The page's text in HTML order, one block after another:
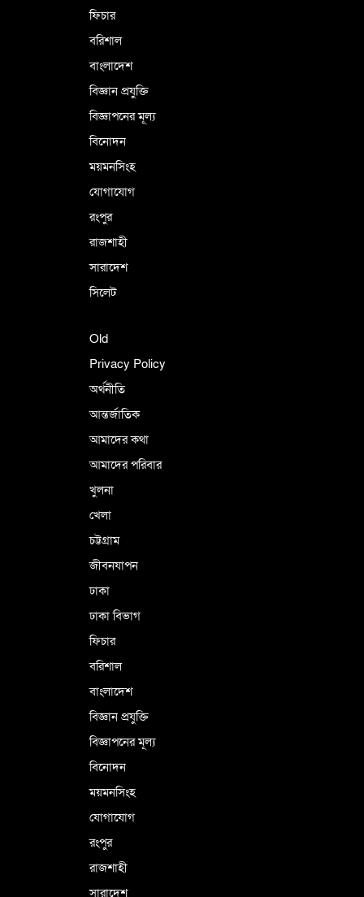
ফিচার
বরিশাল
বাংলাদেশ
বিজ্ঞান প্রযুক্তি
বিজ্ঞাপনের মূল্য
বিনোদন
ময়মনসিংহ
যোগাযোগ
রংপুর
রাজশাহী
সারাদেশ
সিলেট
Old
Privacy Policy
অর্থনীতি
আন্তর্জাতিক
আমাদের কথা
আমাদের পরিবার
খুলনা
খেলা
চট্টগ্রাম
জীবনযাপন
ঢাকা
ঢাকা বিভাগ
ফিচার
বরিশাল
বাংলাদেশ
বিজ্ঞান প্রযুক্তি
বিজ্ঞাপনের মূল্য
বিনোদন
ময়মনসিংহ
যোগাযোগ
রংপুর
রাজশাহী
সারাদেশ